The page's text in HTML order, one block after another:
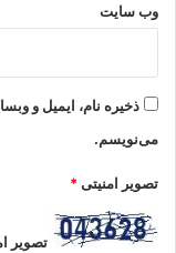
وب‌ سایت
ذخیره نام، ایمیل و
می‌نویسم.
تصویر امنیتی*
تصویر